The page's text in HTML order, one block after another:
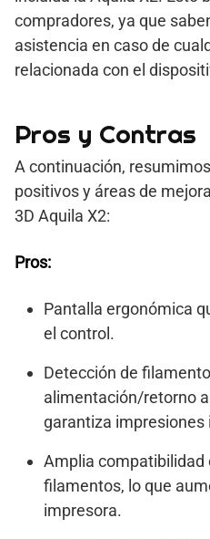
compradores, ya que
asistencia en caso de
relacionada con el
Pros y Contras
A continuación,
positivos y áreas de
3D Aquila X2:
Pros:
Pantalla ergonómica
el control.
Detección de
alimentación/retorno
garantiza
Amplia compatibilidad
filamentos, lo que
impresora.